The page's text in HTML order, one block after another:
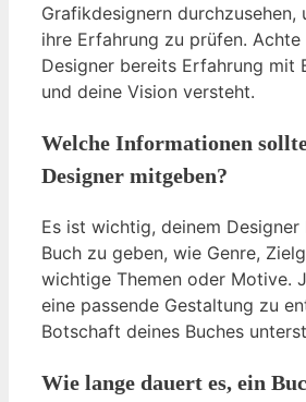
Grafikdesignern durchzusehen,
ihre Erfahrung zu prüfen.
Designer bereits Erfahrung mit
und deine Vision versteht.
Welche Informationen
Designer mitgeben?
Es ist wichtig, deinem
Buch zu geben, wie Genre,
wichtige Themen oder Motive.
eine passende Gestaltung zu
Botschaft deines Buches
Wie lange dauert es, ein